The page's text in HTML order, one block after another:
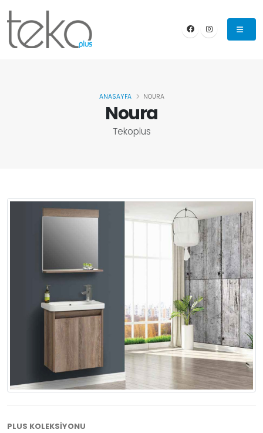
Noura
Tekoplus
ANASAYFA NOURA
PLUS KOLEKSİYONU